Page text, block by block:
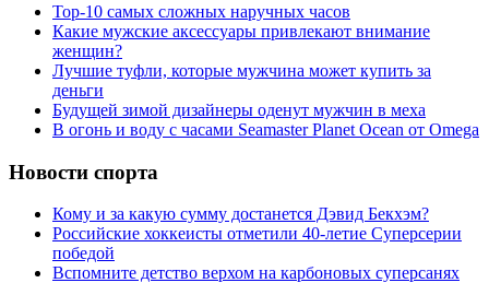
Top-10 самых сложных наручных часов
Какие мужские аксессуары привлекают внимание
женщин?
Лучшие туфли, которые мужчина может купить за
деньги
Будущей зимой дизайнеры оденут мужчин в меха
В огонь и воду с часами Seamaster Planet Ocean от Omega
Новости спорта
Кому и за какую сумму достанется Дэвид Бекхэм?
Российские хоккеисты отметили 40-летие Суперсерии
победой
Вспомните детство верхом на карбоновых суперсанях